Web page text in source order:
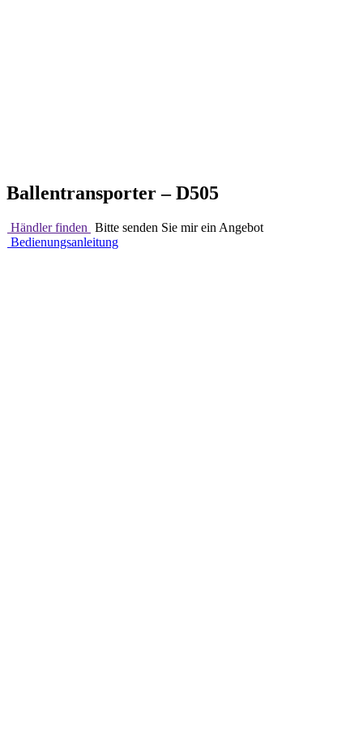
Ballentransporter – D505
Händler finden Bitte senden Sie mir ein Angebot
Bedienungsanleitung